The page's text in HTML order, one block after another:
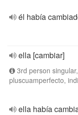
él había
ella [cambiar]
3rd person
pluscuamperfecto,
ella había